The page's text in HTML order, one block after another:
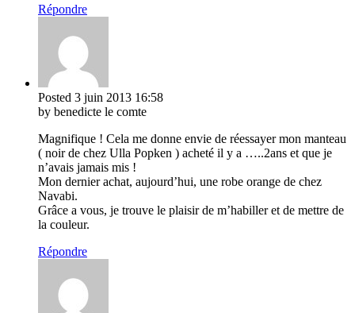
Répondre
Posted 3 juin 2013 16:58
by benedicte le comte
Magnifique ! Cela me donne envie de réessayer mon manteau
( noir de chez Ulla Popken ) acheté il y a …..2ans et que je
n’avais jamais mis !
Mon dernier achat, aujourd’hui, une robe orange de chez
Navabi.
Grâce a vous, je trouve le plaisir de m’habiller et de mettre de
la couleur.
Répondre